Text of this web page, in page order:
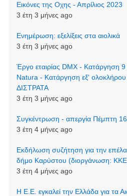
Εικόνες της Οχης - Απρίλιος 2023
3 έτη 3 μήνες ago
Ενημέρωση: εξελίξεις στα αιολικά
3 έτη 3 μήνες ago
Έργο εταιρίας DMX - Κατάργηση 9
Natura - Κατάργηση εξ' ολοκλήρου
ΔΙΣΤΡΑΤΑ
3 έτη 3 μήνες ago
Συγκέντρωση - απεργία Πέμπτη
3 έτη 4 μήνες ago
Εκδήλωση συζήτηση για την
δήμο Καρύστου (διοργάνωση:
3 έτη 4 μήνες ago
Η Ε.Ε. εγκαλεί την Ελλάδα για τα